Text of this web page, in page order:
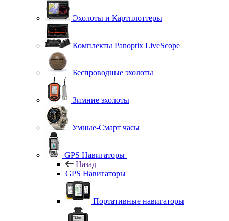
Эхолоты и Картплоттеры
Комплекты Panoptix LiveScope
Беспроводные эхолоты
Зимние эхолоты
Умные-Смарт часы
GPS Навигаторы
Назад
GPS Навигаторы
Портативные навигаторы